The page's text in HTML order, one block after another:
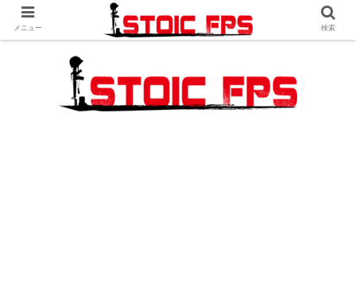
メニュー 検索